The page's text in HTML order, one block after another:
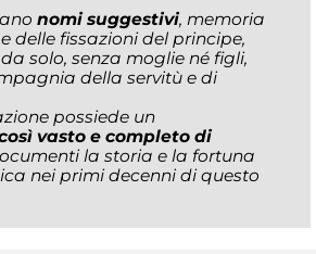
nomi suggestivi, memoria
delle fissazioni del principe,
solo, senza moglie né figli,
della servitù e di
possiede un
vasto e completo di
la storia e la fortuna
nei primi decenni di questo